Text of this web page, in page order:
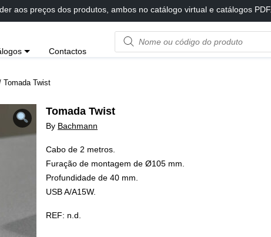
aos preços dos produtos, ambos no catálogo virtual e catálogos PDF.
Contactos
Product
name
Tomada Twist
Tomada Twist
By Bachmann
Cabo de 2 metros.
Furação de montagem de Ø105 mm.
Profundidade de 40 mm.
USB A/A15W.
REF: n.d.